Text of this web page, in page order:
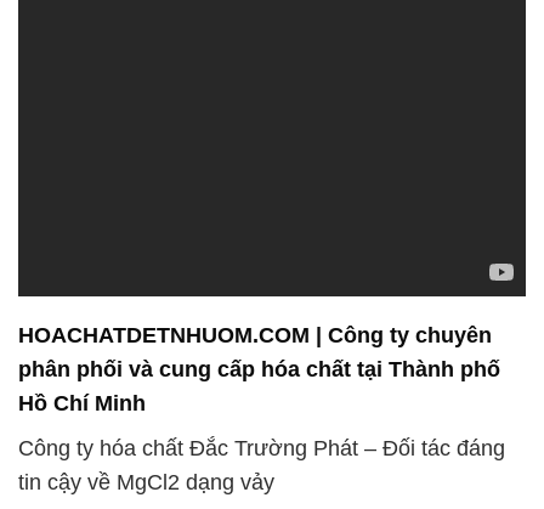
HOACHATDETNHUOM.COM | Công ty chuyên
phân phối và cung cấp hóa chất tại Thành phố
Hồ Chí Minh
Công ty hóa chất Đắc Trường Phát – Đối tác đáng
tin cậy về MgCl2 dạng vảy